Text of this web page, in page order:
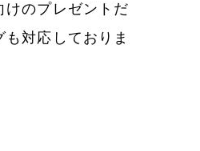
けのプレゼントだ
対応しておりま